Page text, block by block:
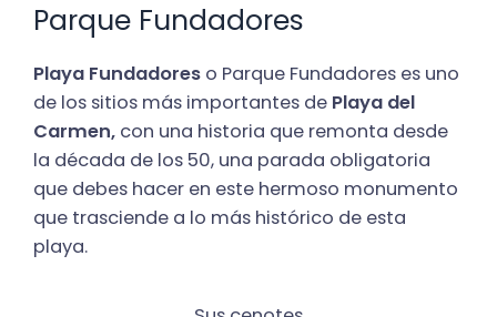
Parque Fundadores
Playa Fundadores o Parque Fundadores es uno
de los sitios más importantes de Playa del
Carmen, con una historia que remonta desde
la década de los 50, una parada obligatoria
que debes hacer en este hermoso monumento
que trasciende a lo más histórico de esta
playa.